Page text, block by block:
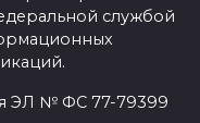
службой
ЭЛ № ФС 77-79399